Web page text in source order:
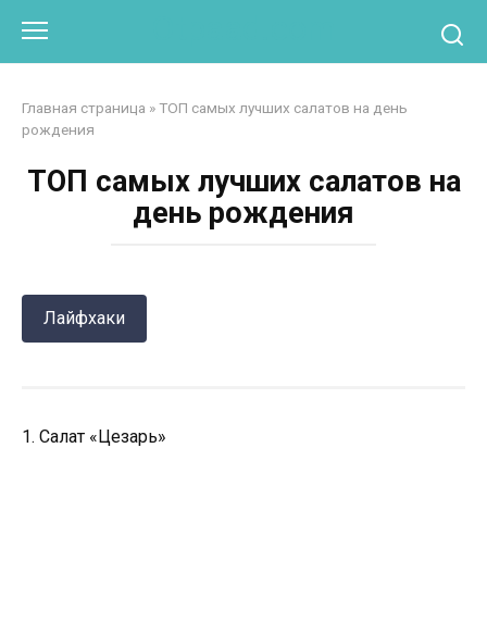
контенту
Главная страница »ТОП самых лучших салатов на день
рождения
ТОП самых лучших салатов на
день рождения
Лайфхаки
1. Салат «Цезарь»